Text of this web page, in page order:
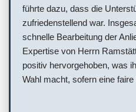
führte dazu, dass die
zufriedenstellend war.
schnelle Bearbeitung der
Expertise von Herrn
positiv hervorgehoben, was
Wahl macht, sofern eine